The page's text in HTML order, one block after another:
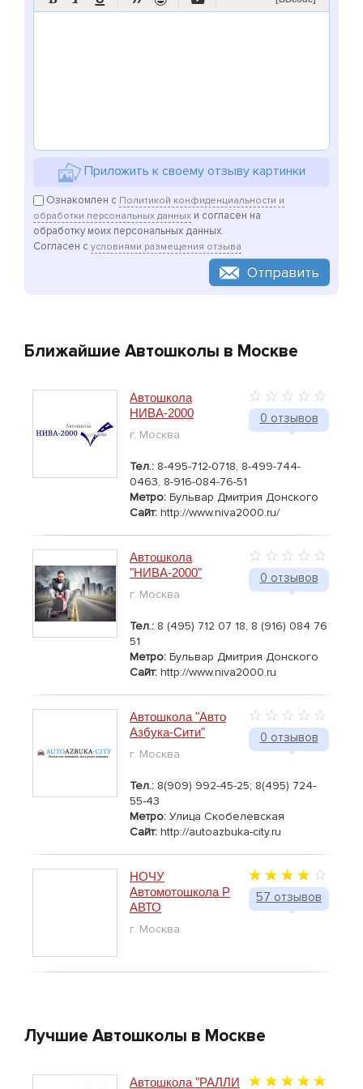
торможение. Уклонение. Сложное маневрирование.
Приложить к своему отзыву картинки
Ознакомлен с Политикой конфиденциальности и
обработки персональных данных и согласен на
обработку моих персональных данных.
Согласен с условиями размещения отзыва
Отправить
Ближайшие Автошколы в Москве
0 отзывов
Автошкола
НИВА-2000
г. Москва
Тел.: 8-495-712-0718, 8-499-744-
0463, 8-916-084-76-51
Метро: Бульвар Дмитрия Донского
Сайт: http://www.niva2000.ru/
0 отзывов
Автошкола
"НИВА-2000"
г. Москва
Тел.: 8 (495) 712 07 18, 8 (916) 084 76
51
Метро: Бульвар Дмитрия Донского
Сайт: http://www.niva2000.ru
0 отзывов
Автошкола "Авто
Азбука-Сити"
г. Москва
Тел.: 8(909) 992-45-25; 8(495) 724-
55-43
Метро: Улица Скобелевская
Сайт: http://autoazbuka-city.ru
57 отзывов
НОЧУ
Автомотошкола Р
АВТО
г. Москва
Лучшие Автошколы в Москве
Автошкола "РАЛЛИ